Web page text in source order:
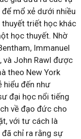
mổ xẻ dưới nhiều
triết học khác
học thuyết. Nhờ
Immanuel
và John Rawl được
theo New York
hiểu đến như
đại học nổi tiếng
về đạo đức cho
với tư cách là
đã chỉ ra rằng sự